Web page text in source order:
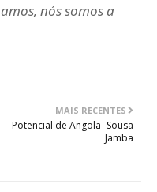
nós somos a
MAIS RECENTES
Potencial de Angola- Sousa
Jamba